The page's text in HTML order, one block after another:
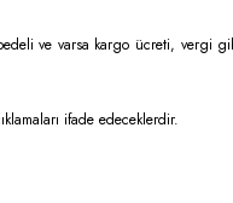
ve varsa kargo ücreti,
ifade edeceklerdir.